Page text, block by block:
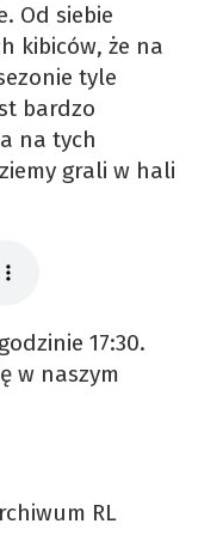
Od siebie
kibiców, że na
tyle
bardzo
na tych
grali w hali
17:30.
w naszym
RL